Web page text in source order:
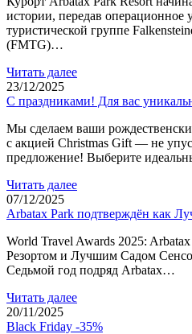
истории, передав операционное
туристической группе
(FMTG)…
Читать далее
23/12/2025
С праздниками! Для вас
Мы сделаем ваши
с акцией Christmas Gift — не
предложение! Выберите
Читать далее
07/12/2025
Arbatax Park подтверждён как
World Travel Awards 2025:
Резортом и Лучшим Садом
Седьмой год подряд Arbatax…
Читать далее
20/11/2025
Black Friday -35%